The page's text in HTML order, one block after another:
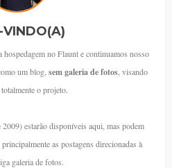
VINDO(A)
no Flaunt e continuamos nosso
um blog, sem galeria de fotos , visando
o projeto.
2009) estarão disponíveis aqui, mas podem
as postagens direcionadas à
galeria de fotos.